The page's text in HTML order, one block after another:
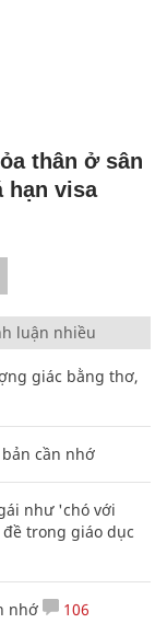
thân ở sân
hạn visa
luận nhiều
giác bằng thơ,
cần nhớ
như 'chó với
trong giáo dục
nhớ 106